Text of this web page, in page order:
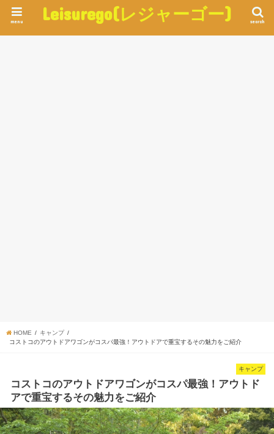
Leisurego(レジャーゴー) search
menu
HOME
キャンプ
コストコのアウトドアワゴンがコスパ最強！アウトドアで重宝するその魅力をご紹介
キャンプ
コストコのアウトドアワゴンがコスパ最強！アウトド
アで重宝するその魅力をご紹介